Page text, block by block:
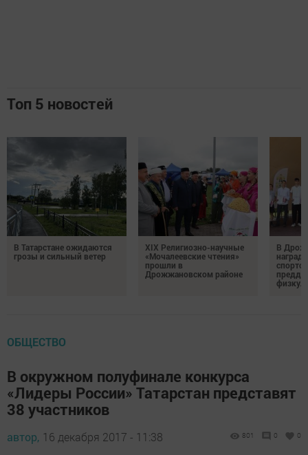
Топ 5 новостей
В Татарстане ожидаются
грозы и сильный ветер
XIX Религиозно-научные
«Мочалеевские чтения»
прошли в
Дрожжановском районе
В
ОБЩЕСТВО
В окружном полуфинале конкурса
«Лидеры России» Татарстан представят
38 участников
автор, 16 декабря 2017 - 11:38 801 0 0